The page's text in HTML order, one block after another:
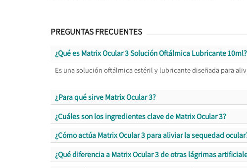
PREGUNTAS FRECUENTES
¿Qué es Matrix Ocular 3 Solución Oftálmica Lubricante 10ml?
Es una solución oftálmica estéril y lubricante diseñada para
¿Para qué sirve Matrix Ocular 3?
¿Cuáles son los ingredientes clave de Matrix Ocular 3?
¿Cómo actúa Matrix Ocular 3 para aliviar la sequedad
¿Qué diferencia a Matrix Ocular 3 de otras lágrimas